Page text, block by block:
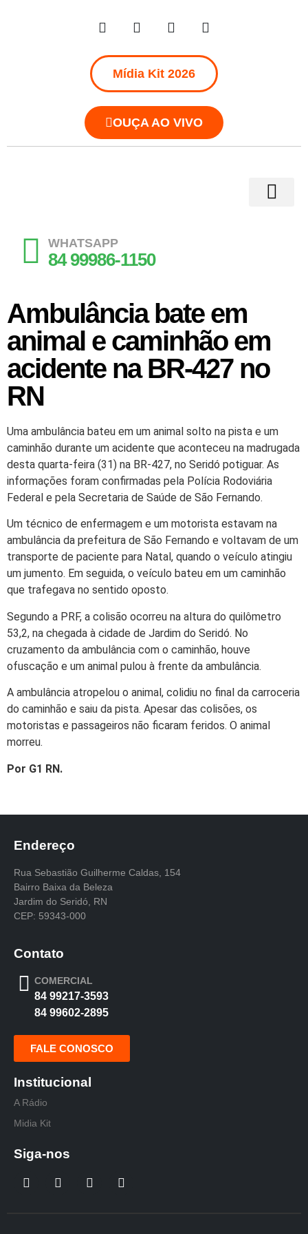
Mídia Kit 2026
OUÇA AO VIVO
WHATSAPP
84 99986-1150
Ambulância bate em
animal e caminhão em
acidente na BR-427 no
RN
Uma ambulância bateu em um animal solto na pista e um
caminhão durante um acidente que aconteceu na madrugada
desta quarta-feira (31) na BR-427, no Seridó potiguar. As
informações foram confirmadas pela Polícia Rodoviária
Federal e pela Secretaria de Saúde de São Fernando.
Um técnico de enfermagem e um motorista estavam na
ambulância da prefeitura de São Fernando e voltavam de um
transporte de paciente para Natal, quando o veículo atingiu
um jumento. Em seguida, o veículo bateu em um caminhão
que trafegava no sentido oposto.
Segundo a PRF, a colisão ocorreu na altura do quilômetro
53,2, na chegada à cidade de Jardim do Seridó. No
cruzamento da ambulância com o caminhão, houve
ofuscação e um animal pulou à frente da ambulância.
A ambulância atropelou o animal, colidiu no final da carroceria
do caminhão e saiu da pista. Apesar das colisões, os
motoristas e passageiros não ficaram feridos. O animal
morreu.
Por G1 RN.
Endereço
Rua Sebastião Guilherme Caldas, 154
Bairro Baixa da Beleza
Jardim do Seridó, RN
CEP: 59343-000
Contato
COMERCIAL
84 99217-3593
84 99602-2895
FALE CONOSCO
Institucional
A Rádio
Midia Kit
Siga-nos